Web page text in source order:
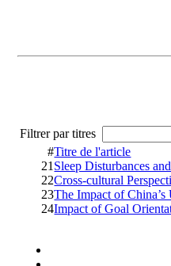
Filtrer par titres
#Titre de l'article
21 Sleep Disturbances
22Cross-cultural
23The Impact of
24Impact of Goal